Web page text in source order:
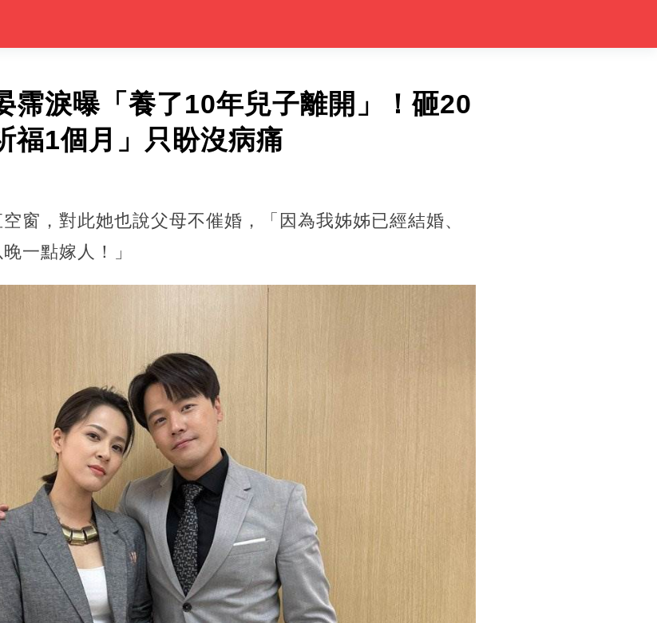
霈淚曝「養了10年兒子離開」！砸20
福1個月」只盼沒病痛
窗，對此她也說父母不催婚，「因為我姊姊已經結婚、
一點嫁人！」